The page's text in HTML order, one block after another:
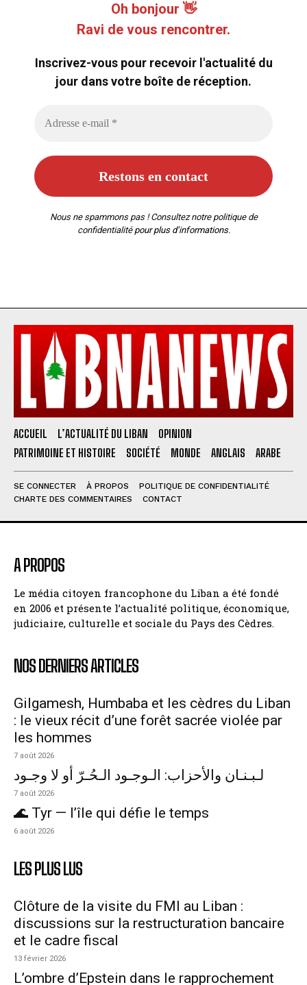
Oh bonjour 👋
Ravi de vous rencontrer.
Inscrivez-vous pour recevoir l'actualité du
jour dans votre boîte de réception.
Nous ne spammons pas ! Consultez notre politique de
confidentialitépour plus d’informations.
ACCUEIL L’ACTUALITÉ DU LIBAN
OPINION
PATRIMOINE ET HISTOIRE
SOCIÉTÉ MONDE ANGLAIS ARABE
SE CONNECTER À PROPOS
POLITIQUE DE CONFIDENTIALITÉ
CHARTE DES COMMENTAIRES
CONTACT
A PROPOS
Le média citoyen francophone du Liban a été fondé
en 2006 et présente l’actualité politique, économique,
judiciaire, culturelle et sociale du Pays des Cèdres.
NOS DERNIERS ARTICLES
Gilgamesh, Humbaba et les cèdres du Liban
: le vieux récit d’une forêt sacrée violée par
les hommes
7 août 2026
لـبـنـان والأحزاب: الـوجـود الـحُـرّ أو لا وجـود
7 août 2026
🌊 Tyr — l’île qui défie le temps
6 août 2026
LES PLUS LUS
Clôture de la visite du FMI au Liban :
discussions sur la restructuration bancaire
et le cadre fiscal
13 février 2026
L’ombre d’Epstein dans le rapprochement